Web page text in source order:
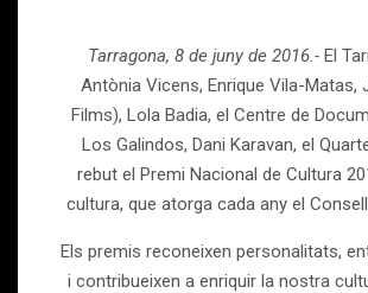
Tarragona, 8 de juny de 2016.-El
Antònia Vicens, Enrique Vila-
Films), Lola Badia, el Centre de
Los Galindos, Dani Karavan, el
rebut el Premi Nacional de Cultura
cultura, que atorga cada any el
Els premis reconeixen personalitats,
i contribueixen a enriquir la nostra